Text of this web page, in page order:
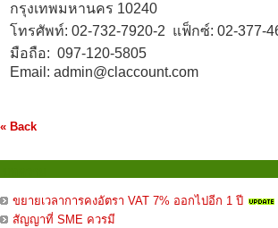
กรุงเทพมหานคร 10240
โทรศัพท์:02-732-7920-2 แฟ็กซ์: 02-377-
มือถือ:097-120-5805
Email:admin@claccount.com
« Back
ขยายเวลาการคงอัตรา VAT 7% ออกไปอีก 1 ปี
สัญญาที่ SME ควรมี